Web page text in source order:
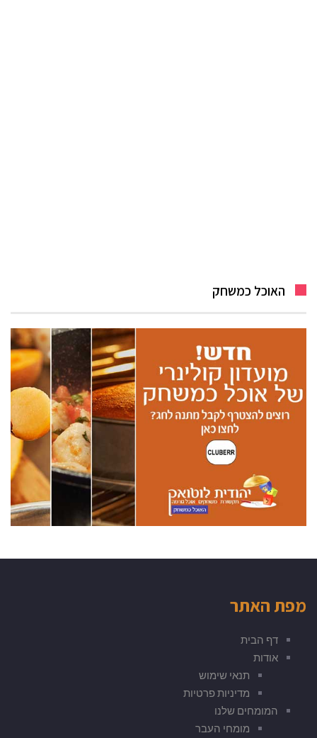
האוכל כמשחק
מפת האתר
דף הבית
אודות
תנאי שימוש
מדיניות פרטיות
המומחים שלנו
מומחי העבר